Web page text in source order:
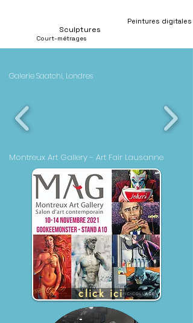
Court-métrages
Sculptures
Peintures digitales
Galerie Saatchi, Londres
Montreux Art Gallery - Art Fair Lausanne
click ici